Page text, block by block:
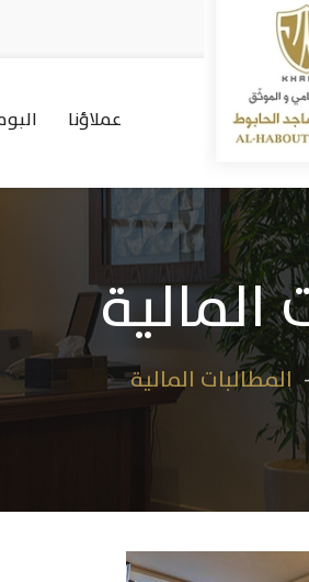
عملاؤنا
المالية
المطالبات المالية